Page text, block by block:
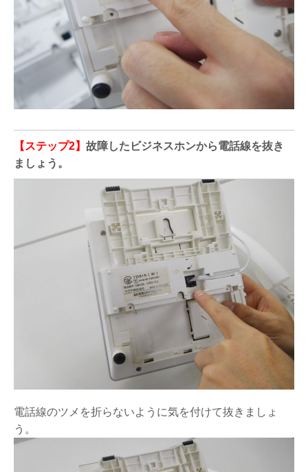
【ステップ2】 故障したビジネスホンから電話線を抜き
ましょう。
電話線のツメを折らないように気を付けて抜きましょ
う。